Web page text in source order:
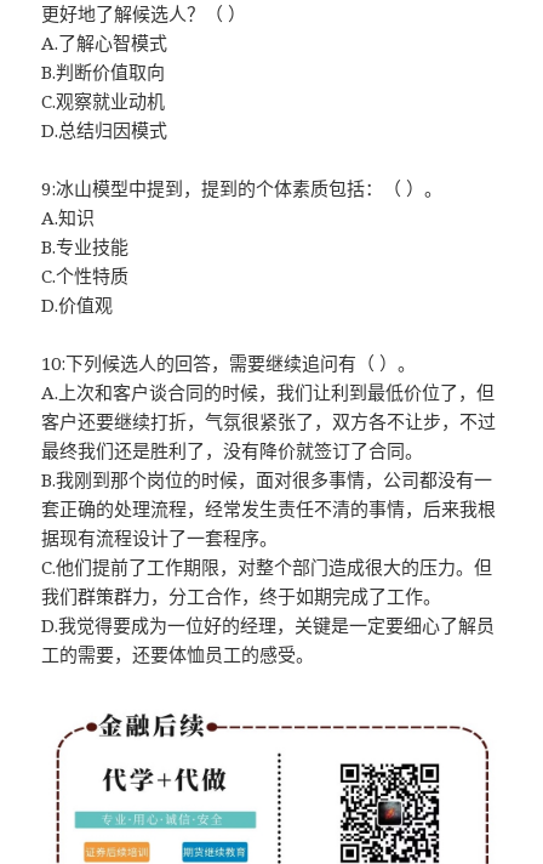
更好地了解候选人？（ ）
A.了解心智模式
B.判断价值取向
C.观察就业动机
D.总结归因模式
9:冰山模型中提到，提到的个体素质包括：（ ）。
A.知识
B.专业技能
C.个性特质
D.价值观
10:下列候选人的回答，需要继续追问有（ ）。
A.上次和客户谈合同的时候，我们让利到最低价位了，但
客户还要继续打折，气氛很紧张了，双方各不让步，不过
最终我们还是胜利了，没有降价就签订了合同。
B.我刚到那个岗位的时候，面对很多事情，公司都没有一
套正确的处理流程，经常发生责任不清的事情，后来我根
据现有流程设计了一套程序。
C.他们提前了工作期限，对整个部门造成很大的压力。但
我们群策群力，分工合作，终于如期完成了工作。
D.我觉得要成为一位好的经理，关键是一定要细心了解员
工的需要，还要体恤员工的感受。